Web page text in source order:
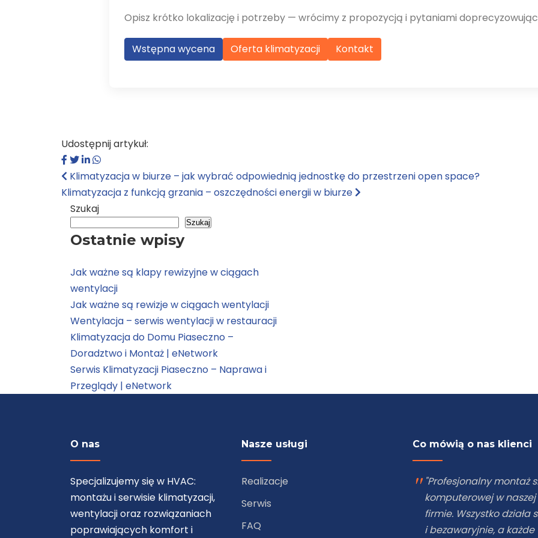
Opisz krótko lokalizację i potrzeby — wrócimy z propozycją i pytaniami
Wstępna wycena Oferta klimatyzacji Kontakt
Udostępnij artykuł:
Klimatyzacja w biurze – jak wybrać odpowiednią jednostkę do przestrzeni open space?
Klimatyzacja z funkcją grzania – oszczędności energii w biurze
Szukaj
Szukaj
Ostatnie wpisy
Jak ważne są klapy rewizyjne w ciągach
wentylacji
Jak ważne są rewizje w ciągach wentylacji
Wentylacja – serwis wentylacji w restauracji
Klimatyzacja do Domu Piaseczno –
Doradztwo i Montaż | eNetwork
Serwis Klimatyzacji Piaseczno – Naprawa i
Przeglądy | eNetwork
O nas
Specjalizujemy się w HVAC:
montażu i serwisie klimatyzacji,
wentylacji oraz rozwiązaniach
poprawiających komfort i
Nasze usługi
Realizacje
Serwis
FAQ
Co mówią o nas klienci
"Zleciliśmy firmie
montaż kamer
naszym sklepie. Jakość
obrazu jest